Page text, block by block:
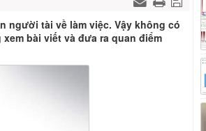
người tài về làm việc. Vậy không có
bài viết và đưa ra quan điểm